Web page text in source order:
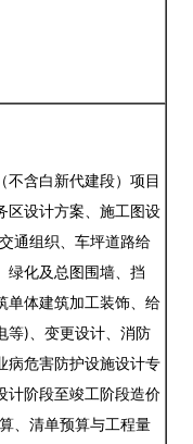
不含白新代建段）项目
区设计方案、施工图设
通组织、车坪道路给
绿化及总图围墙、挡
单体建筑加工装饰、给
等)、变更设计、消防
病危害防护设施设计专
计阶段至竣工阶段造价
、清单预算与工程量